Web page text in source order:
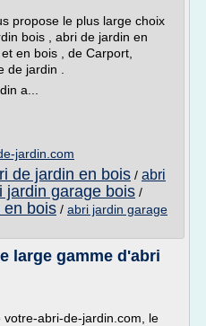
propose le plus large choix
bois , abri de jardin en
en bois , de Carport,
jardin .
a...
jardin.com
de jardin en bois / abri
jardin garage bois /
en bois / abri jardin garage
large gamme d'abri
abri-de-jardin.com, le